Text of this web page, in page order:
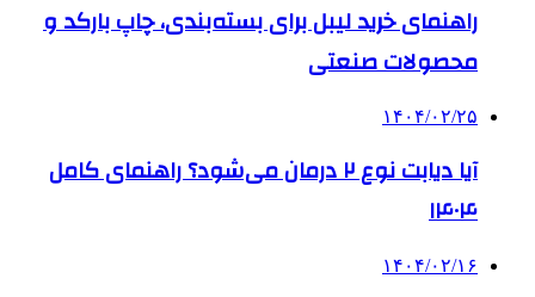
راهنمای خرید لیبل برای بسته‌بندی، چاپ بارکد و
محصولات صنعتی
۱۴۰۴/۰۲/۲۵
آیا دیابت نوع ۲ درمان می‌شود؟ راهنمای کامل
۱۴۰۴
۱۴۰۴/۰۲/۱۶